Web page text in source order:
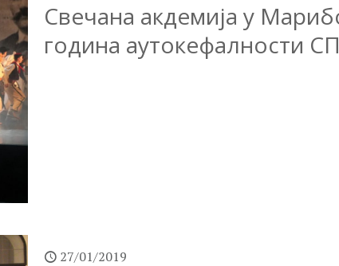
Свечана акдемија у
година аутокефалности
27/01/2019